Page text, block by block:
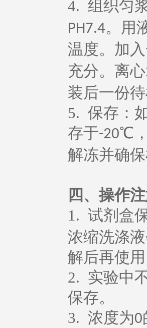
4. 组织匀
PH7.4。用
温度。加
充分。离心
装后一份
5. 保存：
存于-20℃
解冻并确
四、操作
1. 试剂盒
浓缩洗涤
解后再使
2. 实验中
保存。
3. 浓度为0